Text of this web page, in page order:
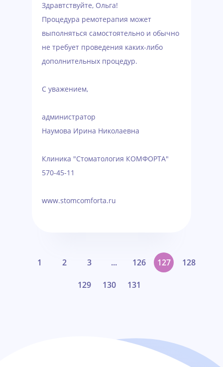
Здравтствуйте, Ольга!
Процедура ремотерапия может
выполняться самостоятельно и обычно
не требует проведения каких-либо
дополнительных процедур.
С уважением,
администратор
Наумова Ирина Николаевна
Клиника "Стоматология КОМФОРТА"
570-45-11
www.stomcomforta.ru
1 2 3 ... 126 127 128
129 130 131